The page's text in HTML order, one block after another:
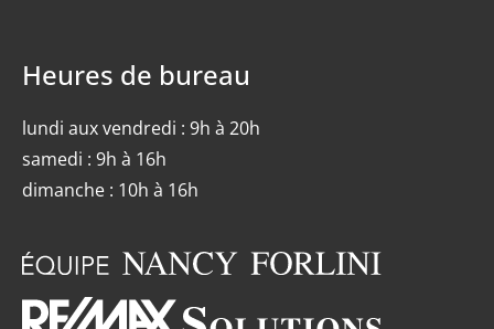
Heures de bureau
lundi aux vendredi : 9h à 20h
samedi : 9h à 16h
dimanche : 10h à 16h